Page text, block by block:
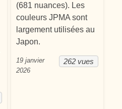
(681 nuances). Les
couleurs JPMA sont
largement utilisées au
Japon.
262 vues
19 janvier
2026